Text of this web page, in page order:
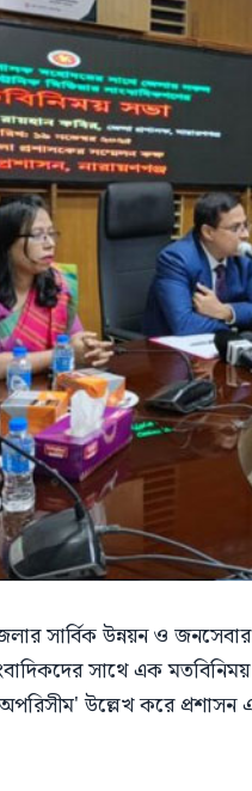
সার্বিক উন্নয়ন ও
সাথে এক
উল্লেখ করে